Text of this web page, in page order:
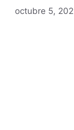
octubre 5,